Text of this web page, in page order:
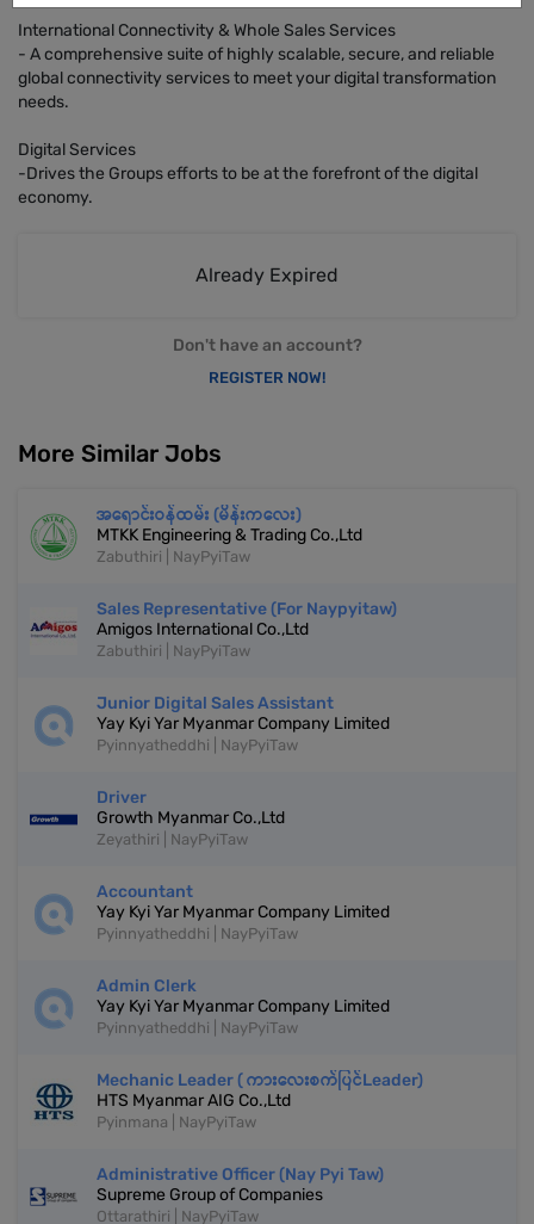
International Connectivity & Whole Sales Services
- A comprehensive suite of highly scalable, secure, and reliable
global connectivity services to meet your digital transformation
needs.
Digital Services
-Drives the Groups efforts to be at the forefront of the digital
economy.
Already Expired
Don't have an account?
REGISTER NOW!
More Similar Jobs
အရောင်းဝန်ထမ်း (မိန်းကလေး)
MTKK Engineering & Trading Co.,Ltd
Zabuthiri | NayPyiTaw
Sales Representative (For Naypyitaw)
Amigos International Co.,Ltd
Zabuthiri | NayPyiTaw
Junior Digital Sales Assistant
Yay Kyi Yar Myanmar Company Limited
Pyinnyatheddhi | NayPyiTaw
Driver
Growth Myanmar Co.,Ltd
Zeyathiri | NayPyiTaw
Accountant
Yay Kyi Yar Myanmar Company Limited
Pyinnyatheddhi | NayPyiTaw
Admin Clerk
Yay Kyi Yar Myanmar Company Limited
Pyinnyatheddhi | NayPyiTaw
Mechanic Leader ( ကားလေးစက်ပြင်Leader)
HTS Myanmar AIG Co.,Ltd
Pyinmana | NayPyiTaw
Administrative Officer (Nay Pyi Taw)
Supreme Group of Companies
Ottarathiri | NayPyiTaw